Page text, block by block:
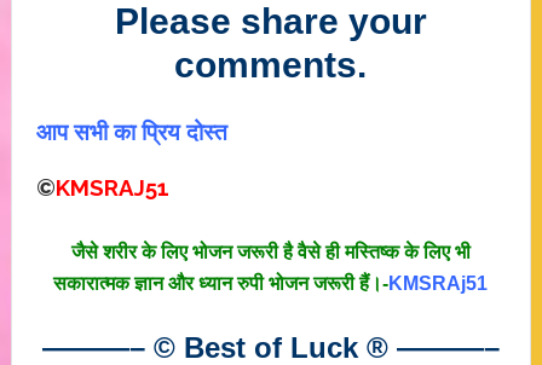
Please share your
comments.
आप सभी का प्रिय दोस्त
©KMSRAJ51
जैसे शरीर के लिए भोजन जरूरी है वैसे ही मस्तिष्क के लिए भी
सकारात्मक ज्ञान और ध्यान रुपी भोजन जरूरी हैं।-KMSRAj51
———– © Best of Luck ® ———–